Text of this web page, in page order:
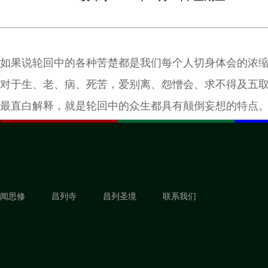
如果说轮回中的各种苦楚都是我们每个人切身体会的浓
对于生、老、病、死苦，爱别离、怨憎会、求不得及五
最直白解释，就是轮回中的众生都具有颠倒妄想的特点
闻思修 昌列寺 昌列圣境 联系我们